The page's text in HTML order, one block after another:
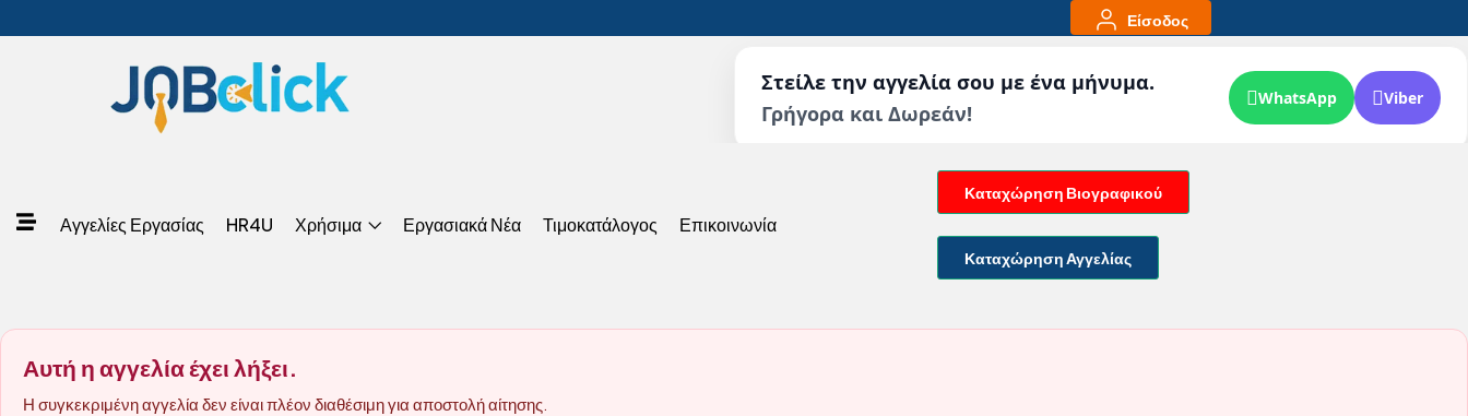
Είσοδος
Στείλε την αγγελία σου με ένα μήνυμα.
Γρήγορα και Δωρεάν!
WhatsApp Viber
Αγγελίες Εργασίας HR4U Χρήσιμα Εργασιακά Νέα Τιμοκατάλογος Επικοινωνία
Καταχώρηση Βιογραφικού
Καταχώρηση Αγγελίας
Αυτή η αγγελία έχει λήξει.
Η συγκεκριμένη αγγελία δεν είναι πλέον διαθέσιμη για αποστολή αίτησης.